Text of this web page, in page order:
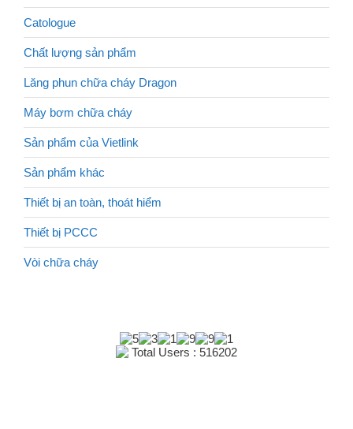
Catologue
Chất lượng sản phẩm
Lăng phun chữa cháy Dragon
Máy bơm chữa cháy
Sản phẩm của Vietlink
Sản phẩm khác
Thiết bị an toàn, thoát hiểm
Thiết bị PCCC
Vòi chữa cháy
Total Users : 516202